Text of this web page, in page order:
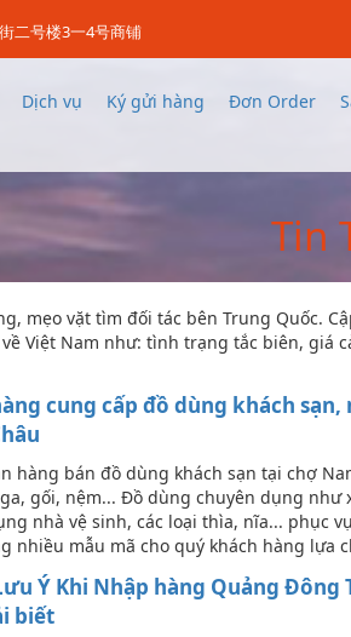
二号楼3一4号商铺
Dịch vụ Ký gửi hàng Đơn Order
Tin
mẹo vặt tìm đối tác bên Trung Quốc.
Việt Nam như: tình trạng tắc biên, giá
cung cấp đồ dùng khách
hàng bán đồ dùng khách sạn tại chợ
gối, nệm... Đồ dùng chuyên dụng như
nhà vệ sinh, các loại thìa, nĩa... phục
nhiều mẫu mã cho quý khách hàng lựa
Ý Khi Nhập hàng Quảng Đông
biết